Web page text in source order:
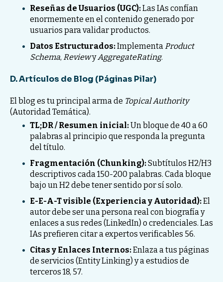
Reseñas de Usuarios (UGC):Las IAs confían
enormemente en el contenido generado por
usuarios para validar productos.
Datos Estructurados:Implementa Product
Schema, ReviewyAggregateRating.
D. Artículos de Blog (Páginas Pilar)
El blog es tu principal arma de Topical Authority
(Autoridad Temática).
TL;DR / Resumen inicial:Un bloque de 40 a 60
palabras al principio que responda la pregunta
del título.
Fragmentación (Chunking):Subtítulos H2/H3
descriptivos cada 150-200 palabras. Cada bloque
bajo un H2 debe tener sentido por sí solo.
E-E-A-T visible (Experiencia y Autoridad):El
autor debe ser una persona real con biografía y
enlaces a sus redes (LinkedIn) o credenciales. Las
IAs prefieren citar a expertos verificables 56.
Citas y Enlaces Internos:Enlaza a tus páginas
de servicios (Entity Linking) y a estudios de
terceros 18, 57.